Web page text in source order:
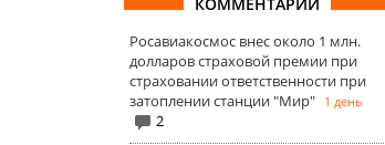
Росавиакосмос внес около 1 млн.
долларов страховой премии при
страховании ответственности при
затоплении станции "Мир" 1 день
2